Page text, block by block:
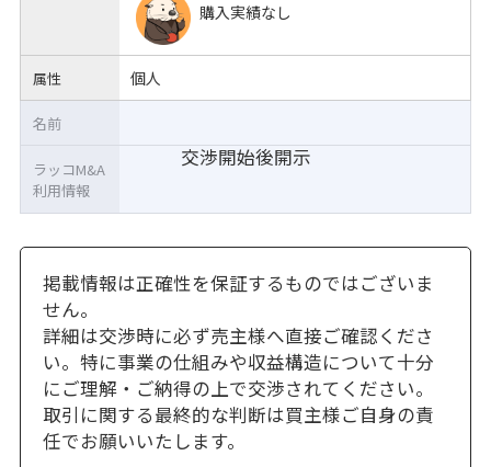
購入実績なし
属性 個人
交渉開始後開示
名前
ラッコM&A
利用情報
掲載情報は正確性を保証するものではございま
せん。
詳細は交渉時に必ず売主様へ直接ご確認くださ
い。特に事業の仕組みや収益構造について十分
にご理解・ご納得の上で交渉されてください。
取引に関する最終的な判断は買主様ご自身の責
任でお願いいたします。